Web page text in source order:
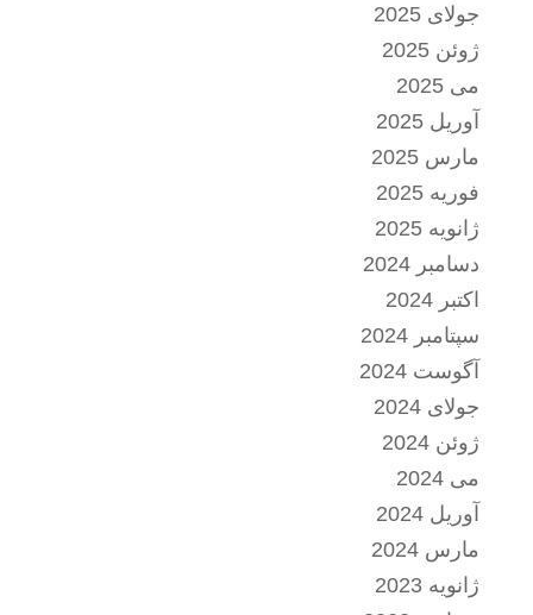
جولای 2025
ژوئن 2025
می 2025
آوریل 2025
مارس 2025
فوریه 2025
ژانویه 2025
دسامبر 2024
اکتبر 2024
سپتامبر 2024
آگوست 2024
جولای 2024
ژوئن 2024
می 2024
آوریل 2024
مارس 2024
ژانویه 2023